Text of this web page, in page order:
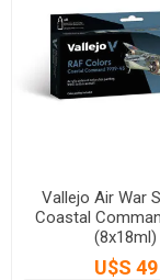
Vallejo Air War
Coastal
(8x18ml)
U$S 49